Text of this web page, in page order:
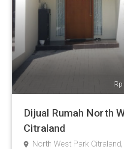
Rp
Dijual Rumah North
Citraland
North West Park